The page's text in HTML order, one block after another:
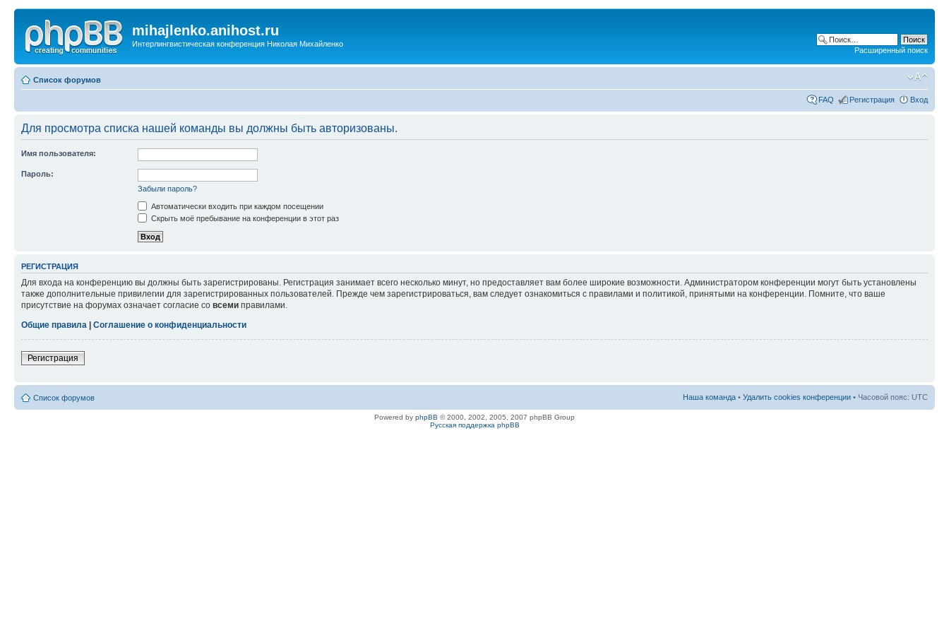
mihajlenko.anihost.ru
Интерлингвистическая конференция Николая Михайленко
Расширенный поиск
Список форумов
FAQ Регистрация Вход
Для просмотра списка нашей команды вы должны быть авторизованы.
Имя пользователя:
Пароль:
Забыли пароль?
Автоматически входить при каждом посещении
Скрыть моё пребывание на конференции в этот раз
РЕГИСТРАЦИЯ
Для входа на конференцию вы должны быть зарегистрированы. Регистрация занимает всего несколько минут, но предоставляет вам более широкие возможности. Администратором конференции могут быть установлены
также дополнительные привилегии для зарегистрированных пользователей. Прежде чем зарегистрироваться, вам следует ознакомиться с правилами и политикой, принятыми на конференции. Помните, что ваше
присутствие на форумах означает согласие со всеми правилами.
Общие правила
Соглашение о конфиденциальности
Регистрация
Список форумов Наша команда • Удалить cookies конференции • Часовой пояс: UTC
Powered by phpBB © 2000, 2002, 2005, 2007 phpBB Group
Русская поддержка phpBB